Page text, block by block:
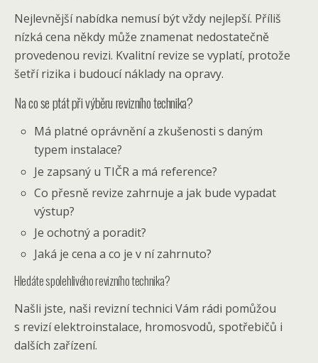
Nejlevnější nabídka nemusí být vždy nejlepší. Příliš
nízká cena někdy může znamenat nedostatečně
provedenou revizi. Kvalitní revize se vyplatí, protože
šetří rizika i budoucí náklady na opravy.
Na co se ptát při výběru revizního technika?
Má platné oprávnění a zkušenosti s daným
typem instalace?
Je zapsaný u TIČR a má reference?
Co přesně revize zahrnuje a jak bude vypadat
výstup?
Je ochotný a poradit?
Jaká je cena a co je v ní zahrnuto?
Hledáte spolehlivého revizního technika?
Našli jste, naši revizní technici Vám rádi pomůžou
s revizí elektroinstalace, hromosvodů, spotřebičů i
dalších zařízení.